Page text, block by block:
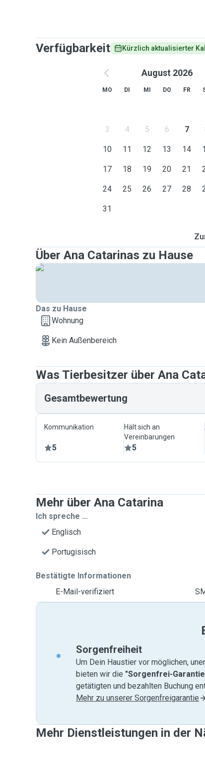
Verfügbarkeit Kürzlich aktualisierter
August 2026
MO DI MI DO FR
3 4 5 6 7
10 11 12 13 14
17 18 19 20 21
24 25 26 27 28
31
Über Ana Catarinas zu Hause
Das zu Hause
Wohnung
Kein Außenbereich
Was Tierbesitzer über Ana
Gesamtbewertung
Kommunikation
5
Hält sich an
Vereinbarungen
5
Mehr über Ana Catarina
Ich spreche ...
Englisch
Portugisisch
Bestätigte Informationen
E-Mail-verifiziert
Sorgenfreiheit
Um Dein Haustier vor möglichen,
bieten wir die "Sorgenfrei-
getätigten und bezahlten Buchung
Mehr zu unserer Sorgenfreigarantie
Mehr Dienstleistungen in der